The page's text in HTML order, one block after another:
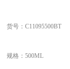
货号：C11095500BT
规格：500ML